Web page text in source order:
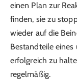
einen Plan zur
finden, sie zu
wieder auf die
Bestandteile
erfolgreich zu
regelmäßig.